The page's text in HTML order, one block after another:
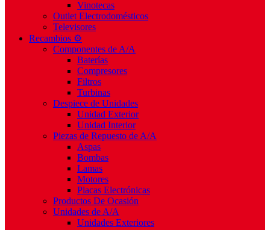
Vinotecas
Outlet Electrodomésticos
Televisores
Recambios ⚙️
Componentes de A/A
Baterías
Compresores
Filtros
Turbinas
Despiece de Unidades
Unidad Exterior
Unidad Interior
Piezas de Repuesto de A/A
Aspas
Bombas
Lamas
Motores
Placas Electrónicas
Productos De Ocasión
Unidades de A/A
Unidades Exteriores